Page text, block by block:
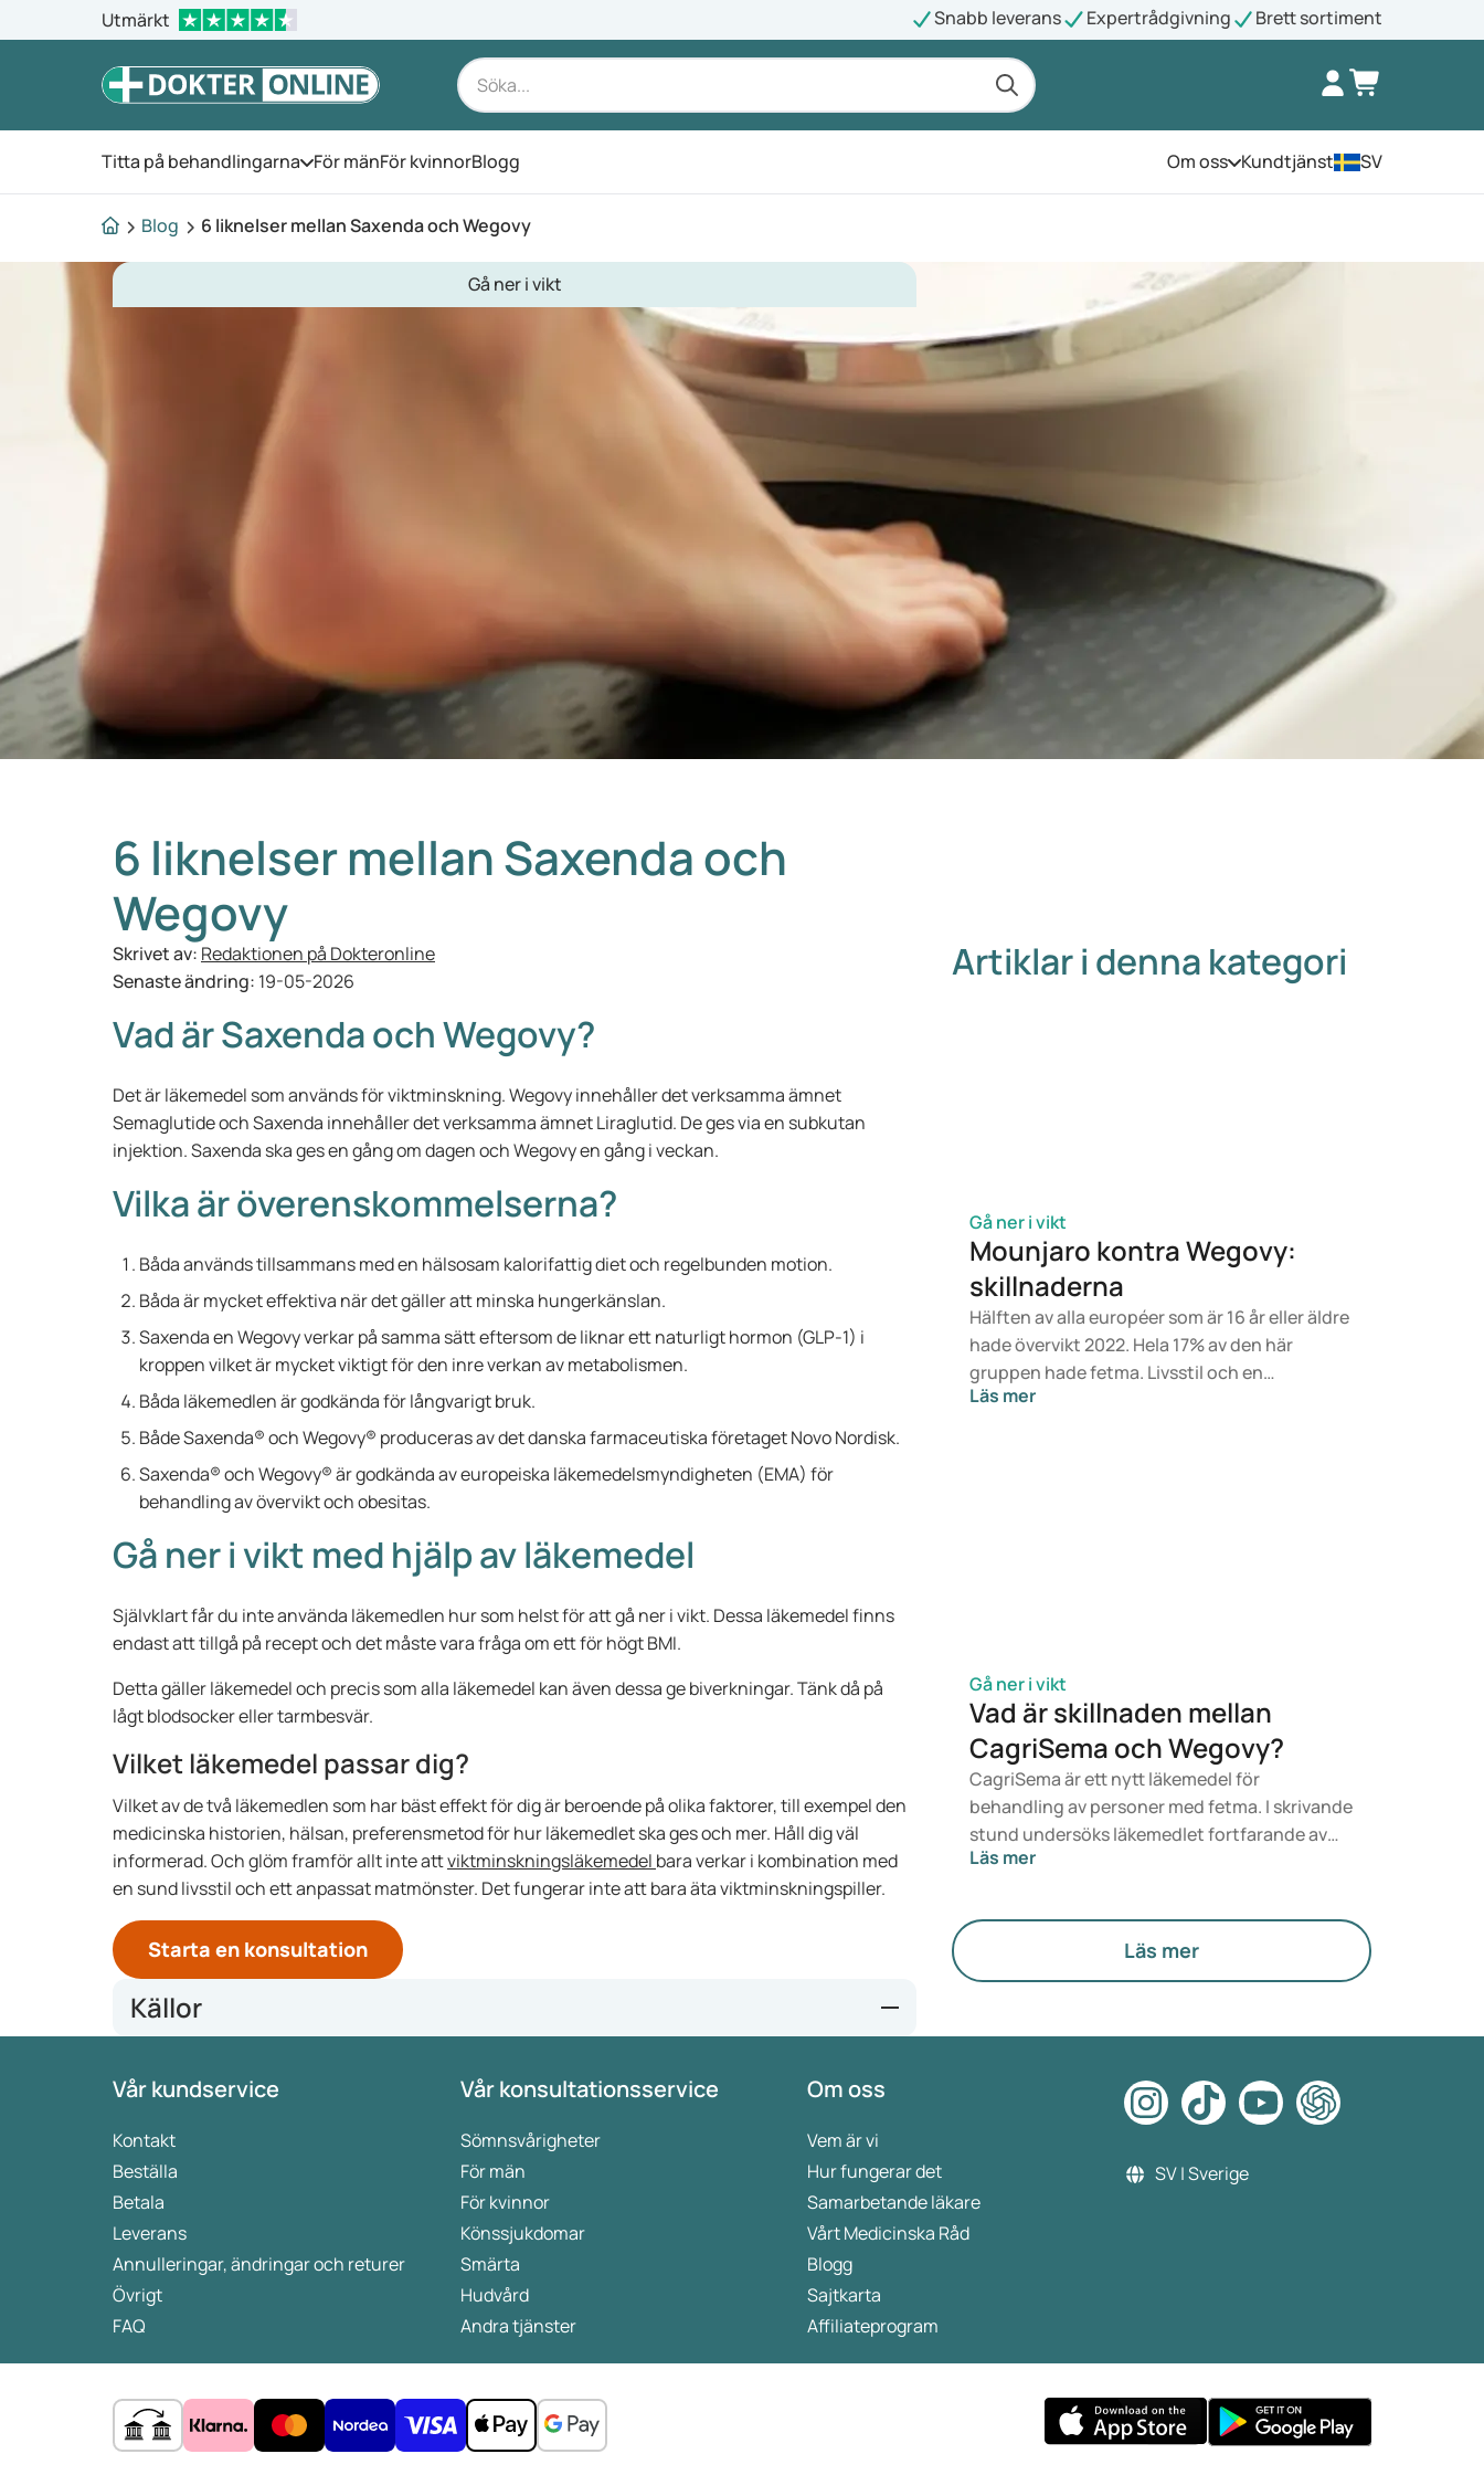
Utmärkt Snabb leverans Expertrådgivning Brett sortiment
Titta på behandlingarna Öppna menyn
För mänFör kvinnorBlogg Om ossÖppna menyn
Kundtjänst SV
Blog 6 liknelser mellan Saxenda och Wegovy
Gå ner i vikt
6 liknelser mellan Saxenda och
Wegovy
Skrivet av: Redaktionen på Dokteronline
Senaste ändring: 19-05-2026
Vad är Saxenda och Wegovy?
Det är läkemedel som används för viktminskning. Wegovy innehåller det verksamma ämnet
Semaglutide och Saxenda innehåller det verksamma ämnet Liraglutid. De ges via en subkutan
injektion. Saxenda ska ges en gång om dagen och Wegovy en gång i veckan.
Vilka är överenskommelserna?
Båda används tillsammans med en hälsosam kalorifattig diet och regelbunden motion.
Båda är mycket effektiva när det gäller att minska hungerkänslan.
Saxenda en Wegovy verkar på samma sätt eftersom de liknar ett naturligt hormon (GLP-1) i
kroppen vilket är mycket viktigt för den inre verkan av metabolismen.
Båda läkemedlen är godkända för långvarigt bruk.
Både Saxenda® och Wegovy® produceras av det danska farmaceutiska företaget Novo Nordisk.
Saxenda® och Wegovy® är godkända av europeiska läkemedelsmyndigheten (EMA) för
behandling av övervikt och obesitas.
Gå ner i vikt med hjälp av läkemedel
Självklart får du inte använda läkemedlen hur som helst för att gå ner i vikt. Dessa läkemedel finns
endast att tillgå på recept och det måste vara fråga om ett för högt BMI.
Detta gäller läkemedel och precis som alla läkemedel kan även dessa ge biverkningar. Tänk då på
lågt blodsocker eller tarmbesvär.
Vilket läkemedel passar dig?
Vilket av de två läkemedlen som har bäst effekt för dig är beroende på olika faktorer, till exempel den
medicinska historien, hälsan, preferensmetod för hur läkemedlet ska ges och mer. Håll dig väl
informerad. Och glöm framför allt inte attviktminskningsläkemedel bara verkar i kombination med
en sund livsstil och ett anpassat matmönster. Det fungerar inte att bara äta viktminskningspiller.
Starta en konsultation
Källor
https://www.joincalibrate.com/resources/wegovy-vs-saxenda
Artiklar i denna kategori
Gå ner i vikt
Mounjaro kontra Wegovy:
skillnaderna
Hälften av alla européer som är 16 år eller äldre
hade övervikt 2022. Hela 17% av den här
gruppen hade fetma. Livsstil och en
balanserad kost är grunden för en hälsosam
Läs mer
Gå ner i vikt
Vad är skillnaden mellan
CagriSema och Wegovy?
CagriSema är ett nytt läkemedel för
behandling av personer med fetma. I skrivande
stund undersöks läkemedlet fortfarande av
det danska företaget Novo Nordisk och har
skillnaden mellan CagriSema och Wegovy
(som redan finns på marknaden)? Bägge
läkemedel har framställts för att främja
viktigaste skillnader.
Läs mer
Läs mer
Vår kundservice
Kontakt
Beställa
Betala
Leverans
Annulleringar, ändringar och returer
Övrigt
FAQ
Vår konsultationsservice
Sömnsvårigheter
För män
För kvinnor
Könssjukdomar
Smärta
Hudvård
Andra tjänster
Om oss
Vem är vi
Hur fungerar det
Samarbetande läkare
Vårt Medicinska Råd
Blogg
Sajtkarta
Affiliateprogram
SV | Sverige